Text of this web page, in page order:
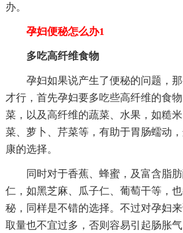
办。
孕妇便秘怎么办1
多吃高纤维食物
孕妇如果说产生了便秘的问题，
才行，首先孕妇要多吃些高纤维的食
菜，以及高纤维的蔬菜、水果，如糙
菜、萝卜、芹菜等，有助于胃肠蠕动
康的选择。
同时对于香蕉、蜂蜜，及富含脂
仁，如黑芝麻、瓜子仁、葡萄干等，
秘，同样是不错的选择。不过对孕妇
取量也不宜过多，否则容易引起肠胀